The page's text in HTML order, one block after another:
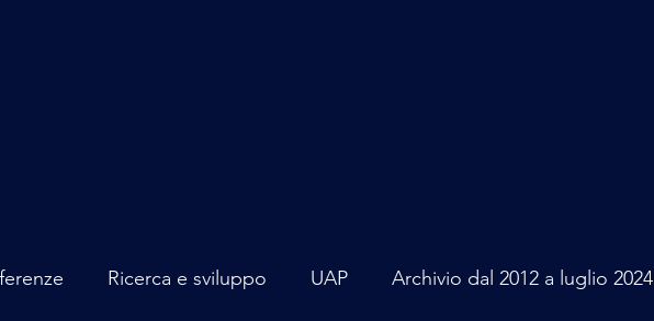
Ricerca e sviluppo UAP Archivio dal 2012 a luglio 2024